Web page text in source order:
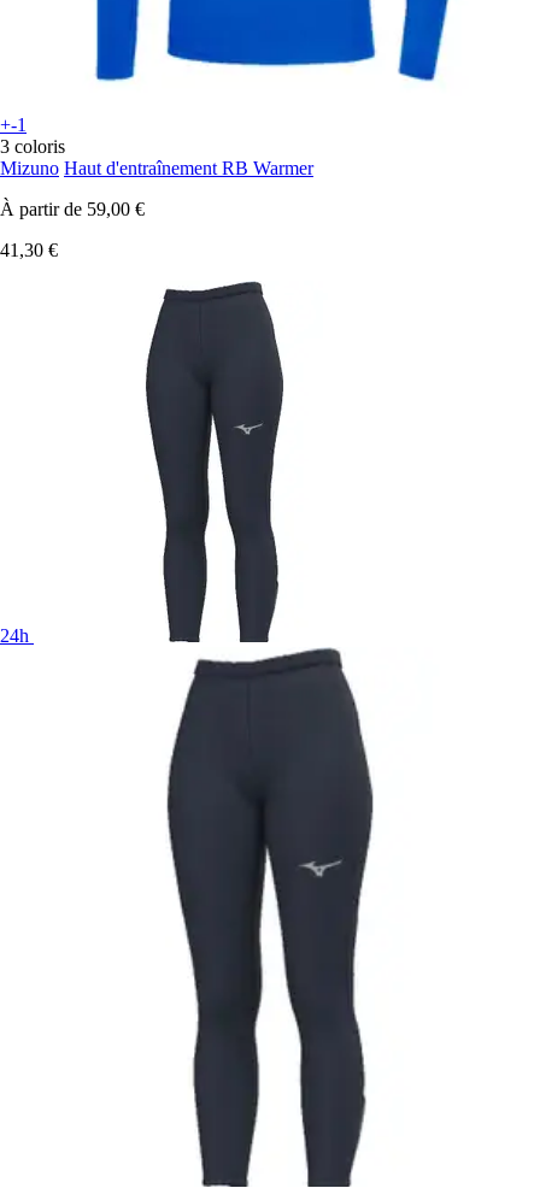
+-1
3 coloris
Mizuno Haut d'entraînement RB Warmer
À partir de 59,00 €
41,30 €
24h